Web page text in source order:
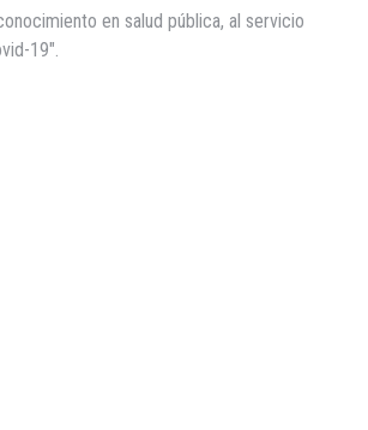
en salud pública, al servicio
19″.